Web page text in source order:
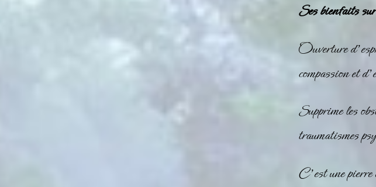
Ses bienfaits
Ouverture
compassion et
Supprime les
traumatismes
C’est une